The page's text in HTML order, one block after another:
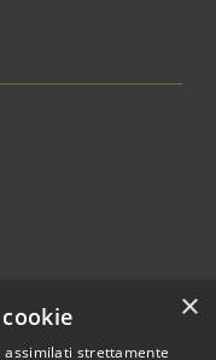
×
assimilati strettamente